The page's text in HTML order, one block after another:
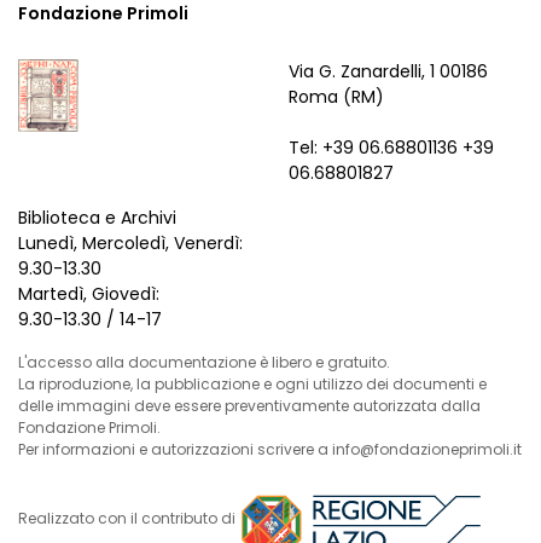
Fondazione Primoli
Via G. Zanardelli, 1 00186
Roma (RM)
Tel: +39 06.68801136 +39
06.68801827
Biblioteca e Archivi
Lunedì, Mercoledì, Venerdì:
9.30-13.30
Martedì, Giovedì:
9.30-13.30 / 14-17
L'accesso alla documentazione è libero e gratuito.
La riproduzione, la pubblicazione e ogni utilizzo dei documenti e
delle immagini deve essere preventivamente autorizzata dalla
Fondazione Primoli.
Per informazioni e autorizzazioni scrivere a info@fondazioneprimoli.it
Realizzato con il contributo di